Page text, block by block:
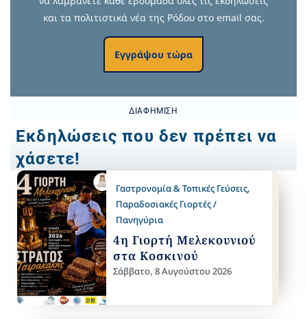
και τα πολιτιστικά νέα της Ρόδου στο email σας.
Εγγράψου τώρα
ΔΙΑΦΉΜΙΣΗ
Εκδηλώσεις που δεν πρέπει να
χάσετε!
Γαστρονομία & Τοπικές Γεύσεις,
Παραδοσιακές Γιορτές /
Πανηγύρια
4η Γιορτή Μελεκουνιού
στα Κοσκινού
Σάββατο, 8 Αυγούστου 2026